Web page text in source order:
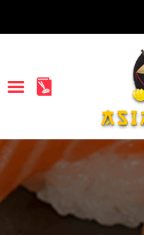
ACCUEIL
LA CARTE